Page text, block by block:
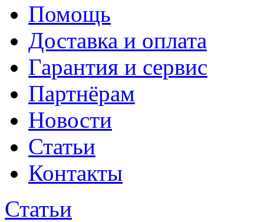
Помощь
Доставка и оплата
Гарантия и сервис
Партнёрам
Новости
Статьи
Контакты
Статьи